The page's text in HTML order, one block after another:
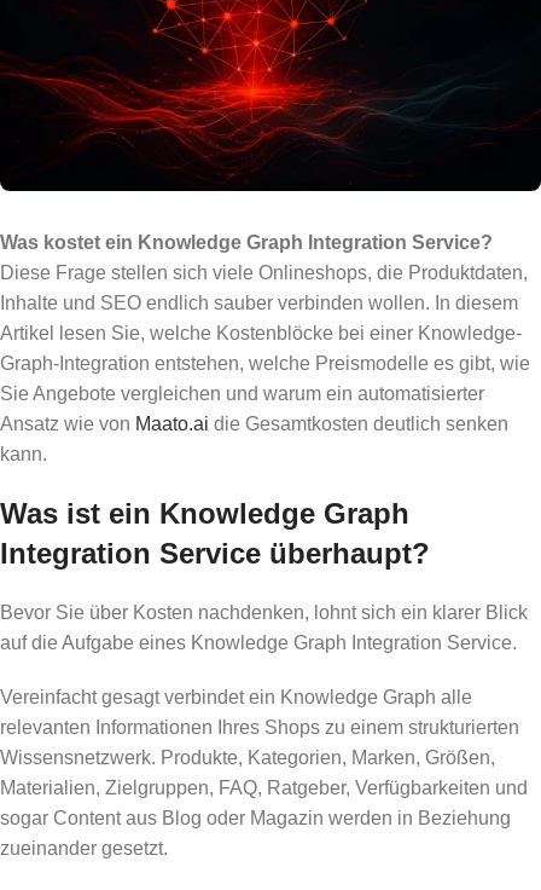
Was kostet ein Knowledge Graph Integration Service?
Diese Frage stellen sich viele Onlineshops, die Produktdaten,
Inhalte und SEO endlich sauber verbinden wollen. In diesem
Artikel lesen Sie, welche Kostenblöcke bei einer Knowledge-
Graph-Integration entstehen, welche Preismodelle es gibt, wie
Sie Angebote vergleichen und warum ein automatisierter
Ansatz wie von Maato.ai die Gesamtkosten deutlich senken
kann.
Was ist ein Knowledge Graph
Integration Service überhaupt?
Bevor Sie über Kosten nachdenken, lohnt sich ein klarer Blick
auf die Aufgabe eines Knowledge Graph Integration Service.
Vereinfacht gesagt verbindet ein Knowledge Graph alle
relevanten Informationen Ihres Shops zu einem strukturierten
Wissensnetzwerk. Produkte, Kategorien, Marken, Größen,
Materialien, Zielgruppen, FAQ, Ratgeber, Verfügbarkeiten und
sogar Content aus Blog oder Magazin werden in Beziehung
zueinander gesetzt.